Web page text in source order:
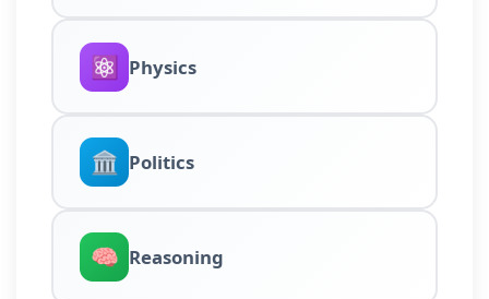
⚛️ Physics
🏛️ Politics
🧠 Reasoning